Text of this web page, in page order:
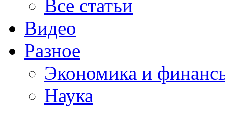
Все статьи
Видео
Разное
Экономика и
Наука